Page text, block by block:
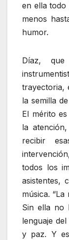
en ella todo
menos
humor.
Díaz,
trayectoria,
la semilla
El mérito
la
recibir
todos los
asistentes,
música.
Sin ella no
lenguaje
y paz. Y